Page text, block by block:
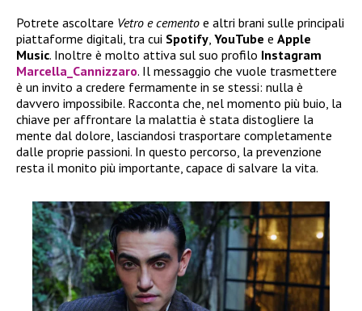
Potrete ascoltare Vetro e cemento e altri brani sulle principali
piattaforme digitali, tra cui Spotify, YouTube e Apple
Music. Inoltre è molto attiva sul suo profilo Instagram
Marcella_Cannizzaro. Il messaggio che vuole trasmettere
è un invito a credere fermamente in se stessi: nulla è
davvero impossibile. Racconta che, nel momento più buio, la
chiave per affrontare la malattia è stata distogliere la
mente dal dolore, lasciandosi trasportare completamente
dalle proprie passioni. In questo percorso, la prevenzione
resta il monito più importante, capace di salvare la vita.